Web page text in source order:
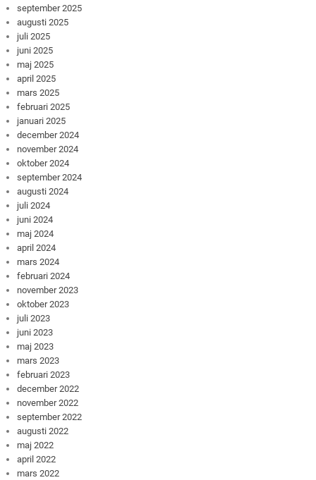
september 2025
augusti 2025
juli 2025
juni 2025
maj 2025
april 2025
mars 2025
februari 2025
januari 2025
december 2024
november 2024
oktober 2024
september 2024
augusti 2024
juli 2024
juni 2024
maj 2024
april 2024
mars 2024
februari 2024
november 2023
oktober 2023
juli 2023
juni 2023
maj 2023
mars 2023
februari 2023
december 2022
november 2022
september 2022
augusti 2022
maj 2022
april 2022
mars 2022